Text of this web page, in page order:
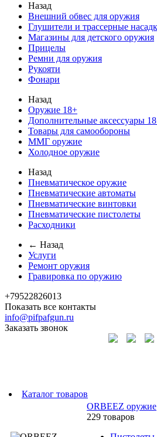
Назад
Внешний обвес для оружия
Глушители и трассерные
Магазины для детского оружия
Прицелы
Ремни для оружия
Рукояти
Фонари
Назад
Оружие 18+
Дополнительные аксессуары
Товары для самообороны
ММГ оружие
Холодное оружие
Назад
Пневматическое оружие
Пневматические автоматы
Пневматические винтовки
Пневматические пистолеты
Расходники
← Назад
Услуги
Ремонт оружия
Гравировка по оружию
+79522826013
Показать все контакты
info@pifpafgun.ru
Заказать звонок
Каталог товаров
ORBEEZ оружие
229 товаров